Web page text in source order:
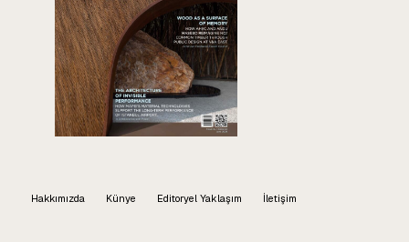
Hakkımızda Künye Editoryel Yaklaşım İletişim